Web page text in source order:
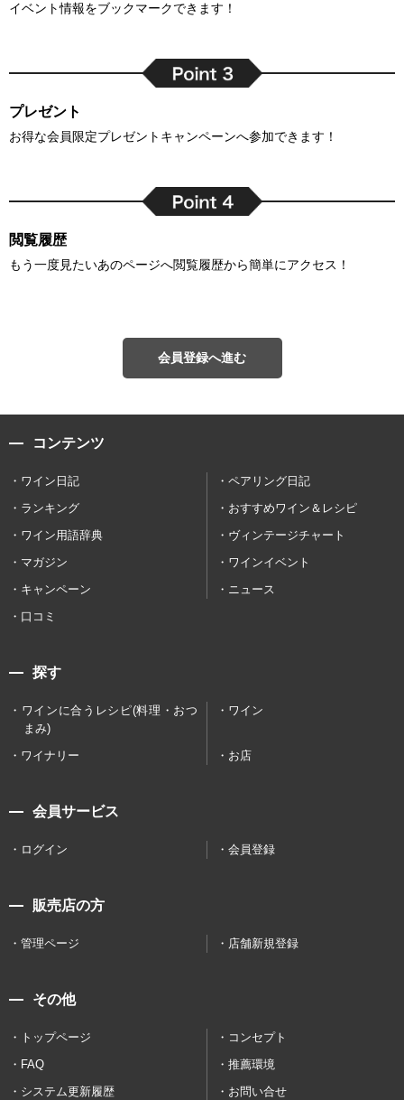
イベント情報をブックマークできます！
プレゼント
お得な会員限定プレゼントキャンペーンへ参加できます！
閲覧履歴
もう一度見たいあのページへ閲覧履歴から簡単にアクセス！
会員登録へ進む
コンテンツ
ワイン日記
ペアリング日記
ランキング
おすすめワイン＆レシピ
ワイン用語辞典
ヴィンテージチャート
マガジン
ワインイベント
キャンペーン
ニュース
口コミ
探す
ワインに合うレシピ(料理・おつ
まみ)
ワイン
ワイナリー お店
会員サービス
ログイン 会員登録
販売店の方
管理ページ 店舗新規登録
その他
トップページ
コンセプト
FAQ
推薦環境
システム更新履歴
お問い合せ